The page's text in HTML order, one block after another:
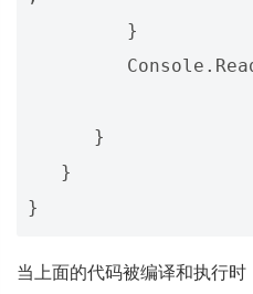
}
Console .
}
}
}
当上面的代码被编译和执行